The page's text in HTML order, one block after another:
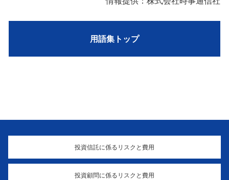
用語集トップ
投資信託に係るリスクと費用
投資顧問に係るリスクと費用